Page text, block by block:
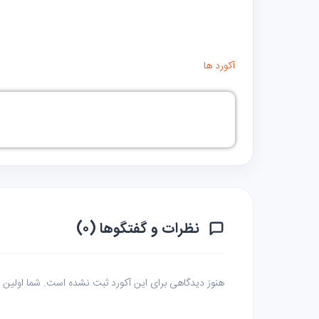
آکورد ها
نظرات و گفتگوها (۰)
هنوز دیدگاهی برای این آکورد ثبت نشده است. شما اولین